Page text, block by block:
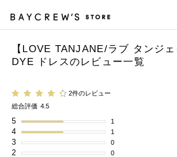
【LOVE TANJANE/ラブ タンジ
DYE ドレスのレビュー一覧
2件のレビュー
総合評価 4.5
5 1
4 1
3 0
2 0